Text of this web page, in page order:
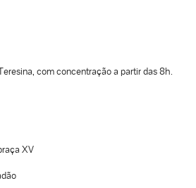
com concentração a partir das 8h.
XV